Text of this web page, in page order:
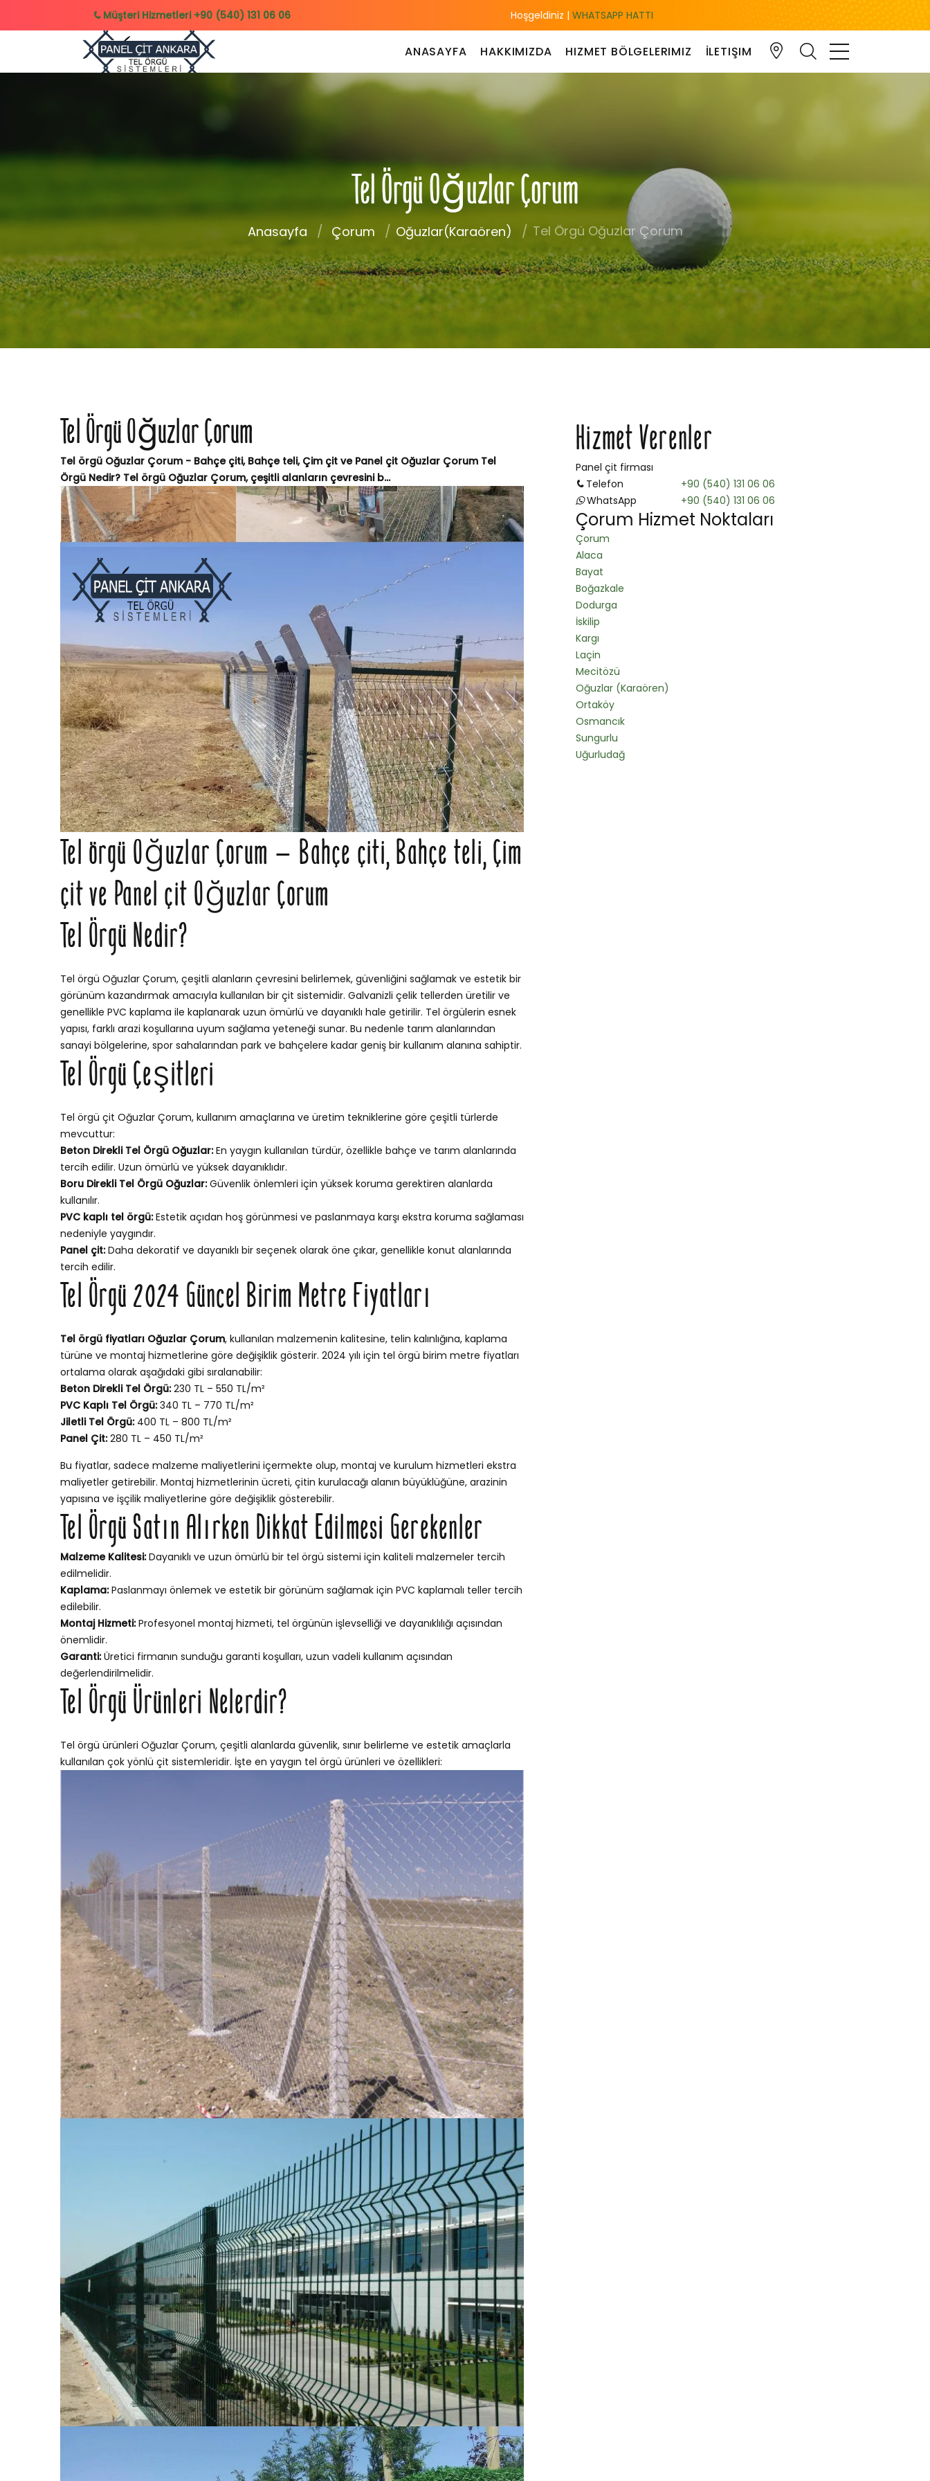
Müşteri Hizmetleri +90 (540) 131 06 06 Hoşgeldiniz | WHATSAPP HATTI
ANASAYFA HAKKIMIZDA HIZMET BÖLGELERIMIZ İLETIŞIM
Tel Örgü Oğuzlar Çorum
Anasayfa Çorum Oğuzlar(Karaören) Tel Örgü Oğuzlar Çorum
Hizmet Verenler
Panel çit firması
Telefon
+90 (540) 131 06 06
WhatsApp
+90 (540) 131 06 06
Çorum Hizmet Noktaları
Çorum
Alaca
Bayat
Boğazkale
Dodurga
İskilip
Kargı
Laçin
Mecitözü
Oğuzlar (Karaören)
Ortaköy
Osmancık
Sungurlu
Uğurludağ
Tel Örgü Oğuzlar Çorum
Tel örgü Oğuzlar Çorum - Bahçe çiti, Bahçe teli, Çim çit ve Panel çit Oğuzlar Çorum Tel
Örgü Nedir? Tel örgü Oğuzlar Çorum, çeşitli alanların çevresini b...
Tel örgü Oğuzlar Çorum – Bahçe çiti, Bahçe teli, Çim
çit ve Panel çit Oğuzlar Çorum
Tel Örgü Nedir?
Tel örgü Oğuzlar Çorum, çeşitli alanların çevresini belirlemek, güvenliğini sağlamak ve estetik bir
görünüm kazandırmak amacıyla kullanılan bir çit sistemidir. Galvanizli çelik tellerden üretilir ve
genellikle PVC kaplama ile kaplanarak uzun ömürlü ve dayanıklı hale getirilir. Tel örgülerin esnek
yapısı, farklı arazi koşullarına uyum sağlama yeteneği sunar. Bu nedenle tarım alanlarından
sanayi bölgelerine, spor sahalarından park ve bahçelere kadar geniş bir kullanım alanına sahiptir.
Tel Örgü Çeşitleri
Tel örgü çit Oğuzlar Çorum, kullanım amaçlarına ve üretim tekniklerine göre çeşitli türlerde
mevcuttur:
Beton Direkli Tel Örgü Oğuzlar:En yaygın kullanılan türdür, özellikle bahçe ve tarım alanlarında
tercih edilir. Uzun ömürlü ve yüksek dayanıklıdır.
Boru Direkli Tel Örgü Oğuzlar:Güvenlik önlemleri için yüksek koruma gerektiren alanlarda
kullanılır.
PVC kaplı tel örgü:Estetik açıdan hoş görünmesi ve paslanmaya karşı ekstra koruma sağlaması
nedeniyle yaygındır.
Panel çit:Daha dekoratif ve dayanıklı bir seçenek olarak öne çıkar, genellikle konut alanlarında
tercih edilir.
Tel Örgü 2024 Güncel Birim Metre Fiyatları
Tel örgü fiyatları Oğuzlar Çorum, kullanılan malzemenin kalitesine, telin kalınlığına, kaplama
türüne ve montaj hizmetlerine göre değişiklik gösterir. 2024 yılı için tel örgü birim metre fiyatları
ortalama olarak aşağıdaki gibi sıralanabilir:
Beton Direkli Tel Örgü:230 TL – 550 TL/m²
PVC Kaplı Tel Örgü:340 TL – 770 TL/m²
Jiletli Tel Örgü:400 TL – 800 TL/m²
Panel Çit:280 TL – 450 TL/m²
Bu fiyatlar, sadece malzeme maliyetlerini içermekte olup, montaj ve kurulum hizmetleri ekstra
maliyetler getirebilir. Montaj hizmetlerinin ücreti, çitin kurulacağı alanın büyüklüğüne, arazinin
yapısına ve işçilik maliyetlerine göre değişiklik gösterebilir.
Tel Örgü Satın Alırken Dikkat Edilmesi Gerekenler
Malzeme Kalitesi:Dayanıklı ve uzun ömürlü bir tel örgü sistemi için kaliteli malzemeler tercih
edilmelidir.
Kaplama:Paslanmayı önlemek ve estetik bir görünüm sağlamak için PVC kaplamalı teller tercih
edilebilir.
Montaj Hizmeti:Profesyonel montaj hizmeti, tel örgünün işlevselliği ve dayanıklılığı açısından
önemlidir.
Garanti:Üretici firmanın sunduğu garanti koşulları, uzun vadeli kullanım açısından
değerlendirilmelidir.
Tel Örgü Ürünleri Nelerdir?
Tel örgü ürünleri Oğuzlar Çorum, çeşitli alanlarda güvenlik, sınır belirleme ve estetik amaçlarla
kullanılan çok yönlü çit sistemleridir. İşte en yaygın tel örgü ürünleri ve özellikleri: